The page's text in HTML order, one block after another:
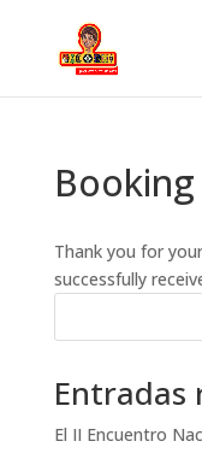
Thank you for
successfully
Entradas
El II Encuentro